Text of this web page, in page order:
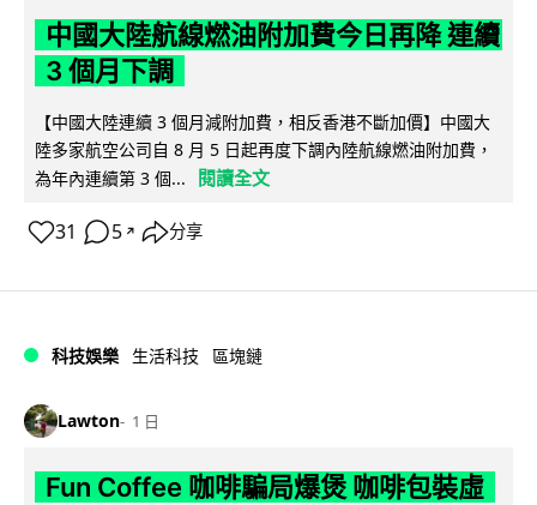
中國大陸航線燃油附加費今日再降 連續
3 個月下調
【中國大陸連續 3 個月減附加費，相反香港不斷加價】中國大
陸多家航空公司自 8 月 5 日起再度下調內陸航線燃油附加費，
為年內連續第 3 個...
閱讀全文
31 5 ↗ 分享
科技娛樂 生活科技 區塊鏈
Lawton 1 日
Fun Coffee 咖啡騙局爆煲 咖啡包裝虛